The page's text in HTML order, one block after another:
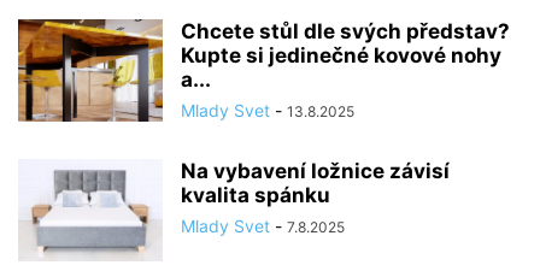
Chcete stůl dle svých představ?
Kupte si jedinečné kovové nohy
a...
Mlady Svet - 13.8.2025
Na vybavení ložnice závisí
kvalita spánku
Mlady Svet - 7.8.2025